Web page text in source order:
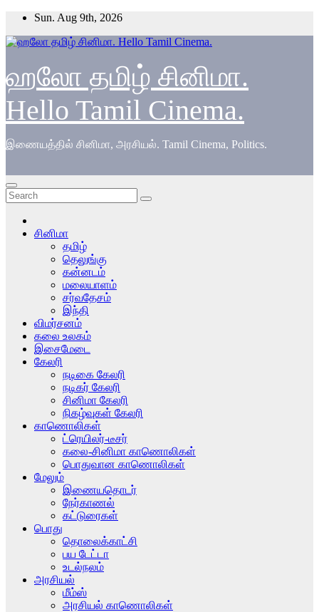
Skip
content
Sun. Aug 9th, 2026
ஹலோ தமிழ் சினிமா.
Hello Tamil Cinema.
இணையத்தில் சினிமா, அரசியல். Tamil Cinema, Politics.
சினிமா
தமிழ்
தெலுங்கு
கன்னடம்
மலையாளம்
சர்வதேசம்
இந்தி
விமர்சனம்
கலை உலகம்
இசைமேடை
கேலரி
நடிகை கேலரி
நடிகர் கேலரி
சினிமா கேலரி
நிகழ்வுகள் கேலரி
காணொலிகள்
ட்ரெயிலர்-டீசர்
கலை-சினிமா காணொலிகள்
பொதுவான காணொலிகள்
மேலும்
இணையதொடர்
நேர்காணல்
கட்டுரைகள்
பொது
தொலைக்காட்சி
பய டேட்டா
உடல்நலம்
அரசியல்
மீம்ஸ்
அரசியல் காணொலிகள்